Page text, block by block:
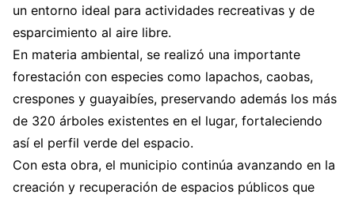
un entorno ideal para actividades recreativas y de
esparcimiento al aire libre.
En materia ambiental, se realizó una importante
forestación con especies como lapachos, caobas,
crespones y guayaibíes, preservando además los más
de 320 árboles existentes en el lugar, fortaleciendo
así el perfil verde del espacio.
Con esta obra, el municipio continúa avanzando en la
creación y recuperación de espacios públicos que